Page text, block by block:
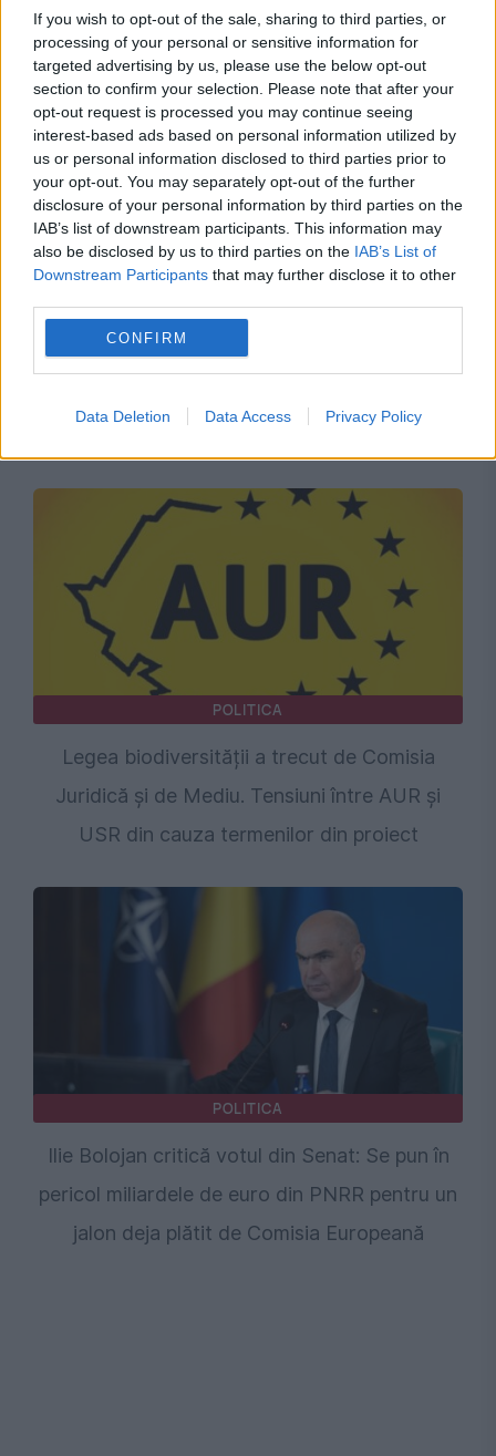
If you wish to opt-out of the sale, sharing to third parties, or
processing of your personal or sensitive information for
targeted advertising by us, please use the below opt-out
section to confirm your selection. Please note that after your
opt-out request is processed you may continue seeing
interest-based ads based on personal information utilized by
us or personal information disclosed to third parties prior to
your opt-out. You may separately opt-out of the further
disclosure of your personal information by third parties on the
IAB’s list of downstream participants. This information may
also be disclosed by us to third parties on the IAB’s List of
Downstream Participants that may further disclose it to other
CONFIRM
Data Deletion Data Access Privacy Policy
deblocat 16,7 miliarde din SAFE
POLITICA
Scandal pe tema monedei unice. AUR neagă
POLITICA
Legea biodiversității a trecut de Comisia
Juridică și de Mediu. Tensiuni între AUR și
USR din cauza termenilor din proiect
POLITICA
Ilie Bolojan critică votul din Senat: Se pun în
pericol miliardele de euro din PNRR pentru un
jalon deja plătit de Comisia Europeană